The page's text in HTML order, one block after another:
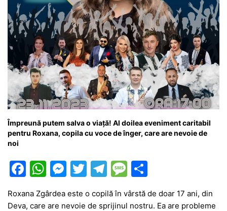
Împreună putem salva o viață! Al doilea eveniment caritabil
pentru Roxana, copila cu voce de înger, care are nevoie de
noi
F
c
W
h
at
M
s
T
itt
T
el
e
M
e
s ta
Roxana Zgârdea este o copilă în vârstă de doar 17 ani, din
Deva, care are nevoie de sprijinul nostru. Ea are probleme